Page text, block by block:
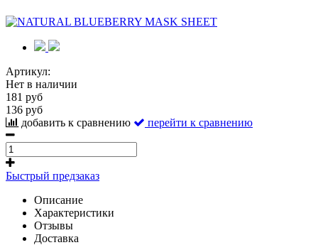
Артикул:
Нет в наличии
181 руб
136 руб
добавить к сравнению
перейти к сравнению
Быстрый предзаказ
Описание
Характеристики
Отзывы
Доставка